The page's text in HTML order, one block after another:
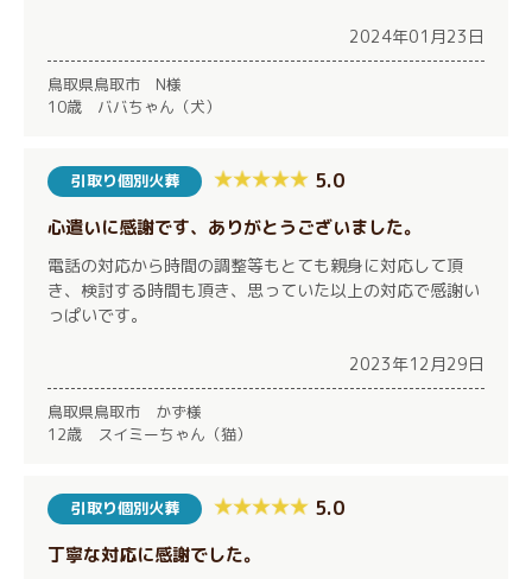
2024年01月23日
鳥取県鳥取市 N様
10歳 ババちゃん（犬）
引取り個別火葬 5.0
心遣いに感謝です、ありがとうございました。
電話の対応から時間の調整等もとても親身に対応して頂
き、検討する時間も頂き、思っていた以上の対応で感謝い
っぱいです。
2023年12月29日
鳥取県鳥取市 かず様
12歳 スイミーちゃん（猫）
引取り個別火葬 5.0
丁寧な対応に感謝でした。